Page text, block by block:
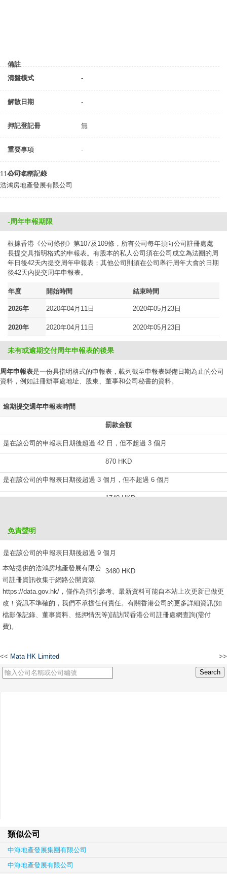
備註
清盤模式
-
解散日期 -
押記登記冊 無
重要事項 -
公司名稱記錄
11-04-2017
浩鴻房地產發展有限公司
-周年申報期限
根據香港《公司條例》第107及109條，所有公司每年須向公司註冊處處
長提交具指明格式的申報表。有股本的私人公司須在公司成立為法團的周
年日後42天內提交周年申報表；其他公司則須在公司舉行周年大會的日期
後42天內提交周年申報表。
年度 開始時間 結束時間
2026年 2020年04月11日 2020年05月23日
2020年 2020年04月11日 2020年05月23日
未有或逾期交付周年申報表的後果
周年申報表是一份具指明格式的申報表，載列截至申報表製備日期為止的公司
資料，例如註冊辦事處地址、股東、董事和公司秘書的資料。
逾期提交週年申報表時間
罰款金額
是在該公司的申報表日期後超過 42 日，但不超過 3 個月
870 HKD
是在該公司的申報表日期後超過 3 個月，但不超過 6 個月
1740 HKD
是在該公司的申報表日期後超過 9 個月
3480 HKD
免責聲明
本站提供的浩鴻房地產發展有限公
司註冊資訊收集于網路公開資源
https://data.gov.hk/，僅作為指引參考。最新資料可能自本站上次更新已做更
改！資訊不準確的，我們不承擔任何責任。有關香港公司的更多詳細資訊(如
檔影像記錄、董事資料、抵押情況等)請訪問香港公司註冊處網查詢(需付
費)。
<< Mata HK Limited >>
類似公司
中海地產發展集團有限公司
中海地產發展有限公司